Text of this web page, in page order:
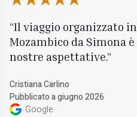
Il viaggio organizzato
Mozambico da Simona
nostre aspettative.
Cristiana Carlino
Pubblicato a giugno 2026
Google